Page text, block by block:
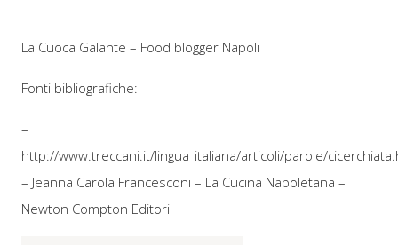
La Cuoca Galante – Food blogger Napoli
Fonti bibliografiche:
–
http://www.treccani.it/lingua_italiana/articoli/parole/
– Jeanna Carola Francesconi – La Cucina Napoletana –
Newton Compton Editori